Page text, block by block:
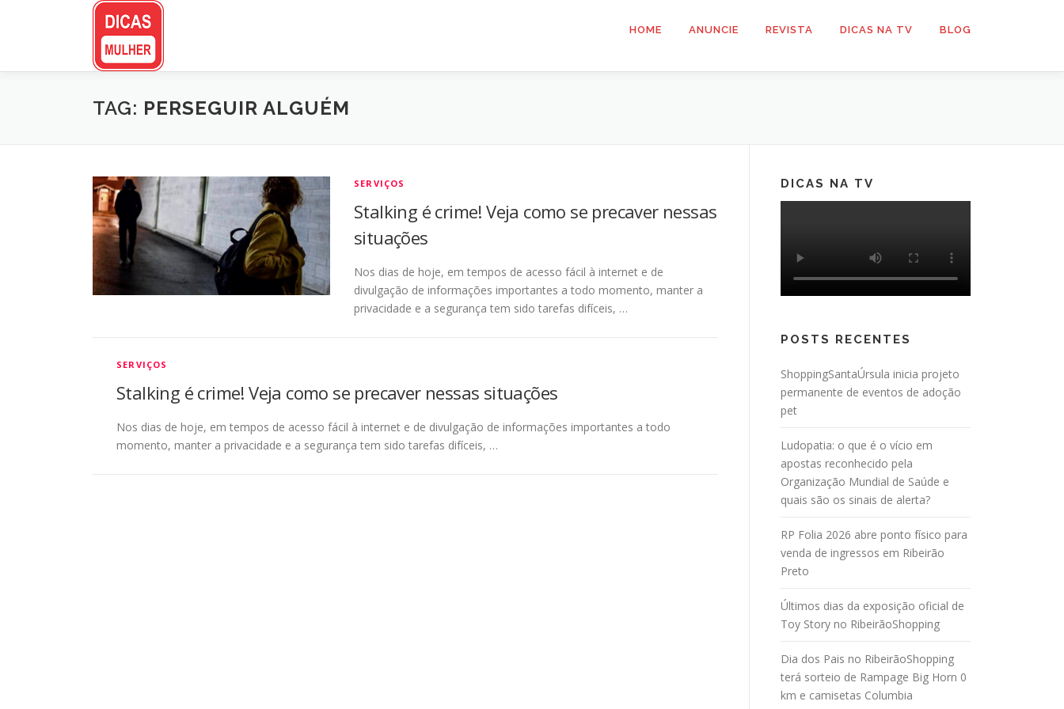
HOME ANUNCIE REVISTA DICAS NA TV BLOG
TAG: PERSEGUIR ALGUÉM
SERVIÇOS
Stalking é crime! Veja como se precaver nessas
situações
Nos dias de hoje, em tempos de acesso fácil à internet e de
divulgação de informações importantes a todo momento, manter a
privacidade e a segurança tem sido tarefas difíceis, …
SERVIÇOS
Stalking é crime! Veja como se precaver nessas situações
Nos dias de hoje, em tempos de acesso fácil à internet e de divulgação de informações importantes a todo
momento, manter a privacidade e a segurança tem sido tarefas difíceis, …
DICAS NA TV
POSTS RECENTES
ShoppingSantaÚrsula inicia projeto
permanente de eventos de adoção
pet
Ludopatia: o que é o vício em
apostas reconhecido pela
Organização Mundial de Saúde e
quais são os sinais de alerta?
RP Folia 2026 abre ponto físico para
venda de ingressos em Ribeirão
Preto
Últimos dias da exposição oficial de
Toy Story no RibeirãoShopping
Dia dos Pais no RibeirãoShopping
terá sorteio de Rampage Big Horn 0
km e camisetas Columbia